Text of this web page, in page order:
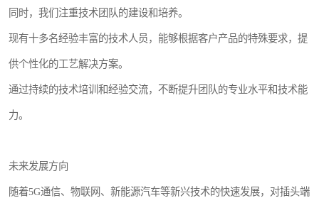
同时，我们注重技术团队的建设和培养。
现有十多名经验丰富的技术人员，能够根据客户产品的特殊要求，提
供个性化的工艺解决方案。
通过持续的技术培训和经验交流，不断提升团队的专业水平和技术能
力。
未来发展方向
随着5G通信、物联网、新能源汽车等新兴技术的快速发展，对插头端